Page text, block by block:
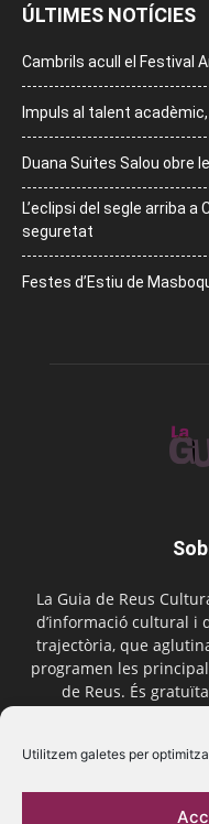
Utilitzem galetes per
ÚLTIMES NOTÍCIES
Cambrils acull el Festival
Impuls al talent
Duana Suites Salou obre
L’eclipsi del segle arriba
seguretat
Festes d’Estiu de
La Guia de Reus
d’informació cultural i
trajectòria, que
programen les
de Reus. És